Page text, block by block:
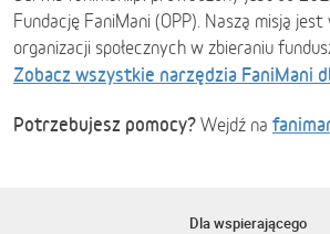
Fundację FaniMani (OPP). Naszą misją
organizacji społecznych w zbieraniu
Zobacz wszystkie narzędzia FaniMani
Potrzebujesz pomocy? Wejdź na
Dla wspierającego